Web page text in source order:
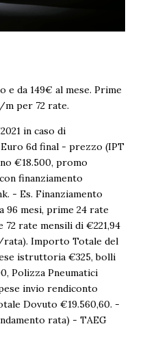
e da 149€ al mese. Prime
per 72 rate.
in caso di
6d final - prezzo (IPT
€18.500, promo
finanziamento
- Es. Finanziamento
96 mesi, prime 24 rate
72 rate mensili di €221,94
rata). Importo Totale del
istruttoria €325, bolli
Polizza Pneumatici
invio rendiconto
Dovuto €19.560,60. -
rata) - TAEG